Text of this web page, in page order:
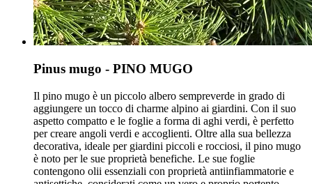
Pinus mugo - PINO MUGO
Il pino mugo è un piccolo albero sempreverde in grado di
aggiungere un tocco di charme alpino ai giardini. Con il suo
aspetto compatto e le foglie a forma di aghi verdi, è perfetto
per creare angoli verdi e accoglienti. Oltre alla sua bellezza
decorativa, ideale per giardini piccoli e rocciosi, il pino mugo
è noto per le sue proprietà benefiche. Le sue foglie
contengono olii essenziali con proprietà antiinfiammatorie e